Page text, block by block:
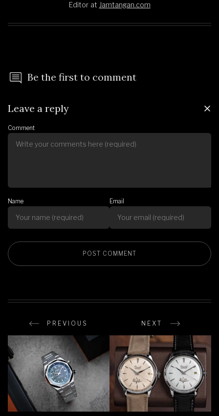
Editor at Jamtangan.com
Be the first to comment
Leave a reply
Comment
Name Email
PREVIOUS NEXT